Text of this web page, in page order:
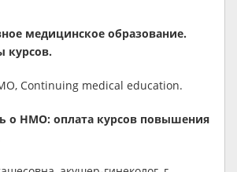
медицинское образование.
курсов.
Continuing medical education.
о НМО: оплата курсов повышения